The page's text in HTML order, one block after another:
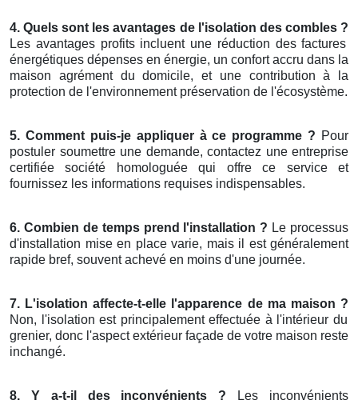
4. Quels sont les avantages de l'isolation des combles ?
Les avantages profits incluent une réduction des factures
énergétiques dépenses en énergie, un confort accru dans la
maison agrément du domicile, et une contribution à la
protection de l'environnement préservation de l'écosystème.
5. Comment puis-je appliquer à ce programme ? Pour
postuler soumettre une demande, contactez une entreprise
certifiée société homologuée qui offre ce service et
fournissez les informations requises indispensables.
6. Combien de temps prend l'installation ? Le processus
d'installation mise en place varie, mais il est généralement
rapide bref, souvent achevé en moins d'une journée.
7. L'isolation affecte-t-elle l'apparence de ma maison ?
Non, l'isolation est principalement effectuée à l'intérieur du
grenier, donc l'aspect extérieur façade de votre maison reste
inchangé.
8. Y a-t-il des inconvénients ? Les inconvénients